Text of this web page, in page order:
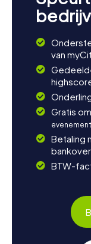
van
Gratis
Betaling
BTW-